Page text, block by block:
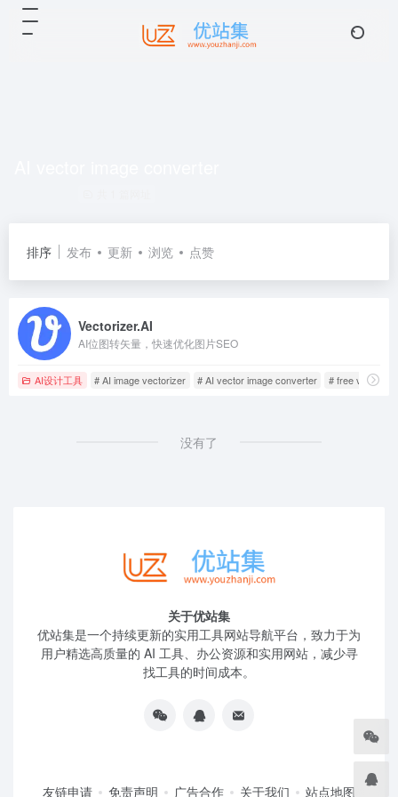
排序 发布 更新 浏览 点赞
Vectorizer.AI
AI位图转矢量，快速优化图片SEO
AI设计工具 # AI image vectorizer # AI vector image converter # free vector
没有了
关于优站集
优站集是一个持续更新的实用工具网站导航平台，致力于为
用户精选高质量的 AI 工具、办公资源和实用网站，减少寻
找工具的时间成本。
友链申请 免责声明 广告合作 关于我们 站点地图